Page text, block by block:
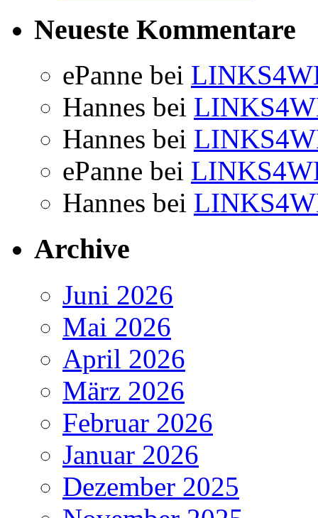
Neueste Kommentare
ePanne bei
Hannes bei
Hannes bei
ePanne bei
Hannes bei
Archive
Juni 2026
Mai 2026
April 2026
März 2026
Februar 2026
Januar 2026
Dezember 2025